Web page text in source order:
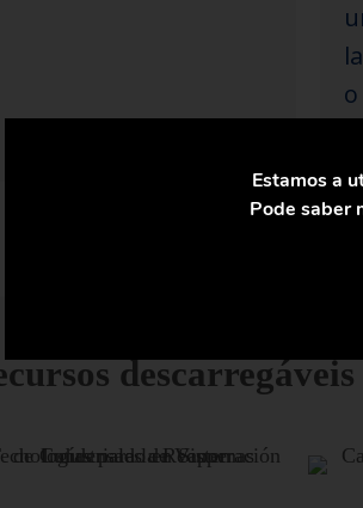
descarregáveis
Estamos a
Pode saber